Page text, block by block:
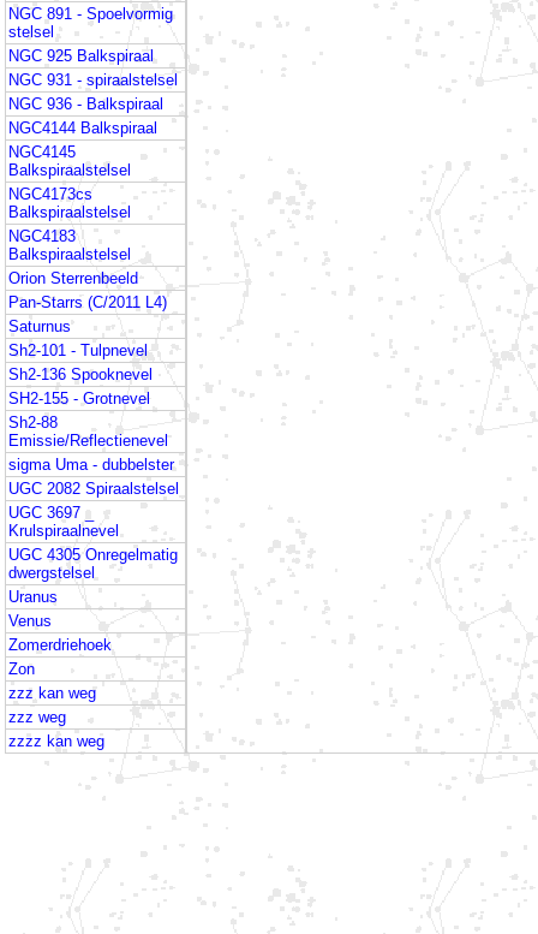
NGC 891 - Spoelvormig
stelsel
NGC 925 Balkspiraal
NGC 931 - spiraalstelsel
NGC 936 - Balkspiraal
NGC4144 Balkspiraal
NGC4145
Balkspiraalstelsel
NGC4173cs
Balkspiraalstelsel
NGC4183
Balkspiraalstelsel
Orion Sterrenbeeld
Pan-Starrs (C/2011 L4)
Saturnus
Sh2-101 - Tulpnevel
Sh2-136 Spooknevel
SH2-155 - Grotnevel
Sh2-88
Emissie/Reflectienevel
sigma Uma - dubbelster
UGC 2082 Spiraalstelsel
UGC 3697 _
Krulspiraalnevel
UGC 4305 Onregelmatig
dwergstelsel
Uranus
Venus
Zomerdriehoek
Zon
zzz kan weg
zzz weg
zzzz kan weg